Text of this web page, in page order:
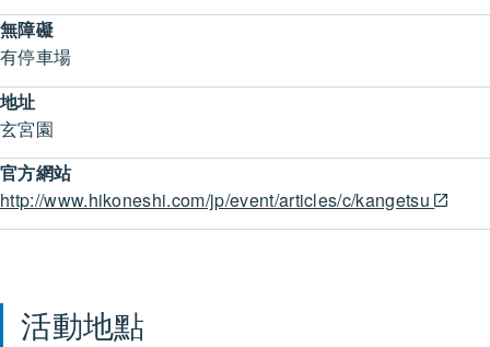
無障礙
有停車場
地址
玄宮園
官方網站
http://www.hikoneshi.com/jp/event/articles/c/kangetsu
活動地點